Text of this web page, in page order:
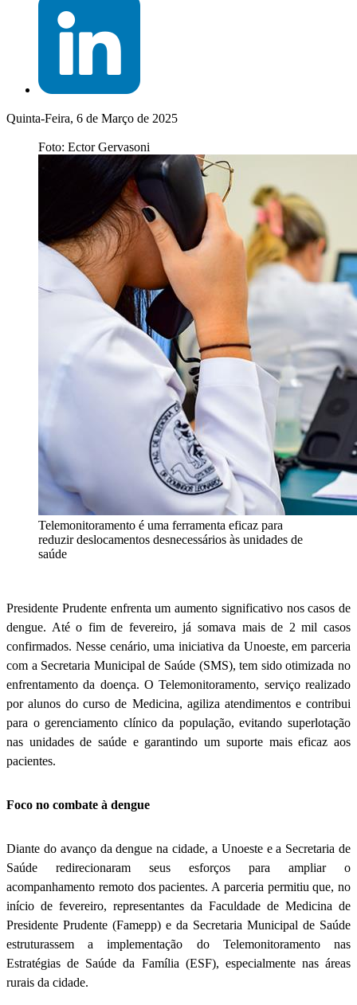
Quinta-Feira, 6 de Março de 2025
Foto: Ector Gervasoni
Telemonitoramento é uma ferramenta eficaz para
reduzir deslocamentos desnecessários às unidades de
saúde
Presidente Prudente enfrenta um aumento significativo nos casos de
dengue. Até o fim de fevereiro, já somava mais de 2 mil casos
confirmados. Nesse cenário, uma iniciativa da Unoeste, em parceria
com a Secretaria Municipal de Saúde (SMS), tem sido otimizada no
enfrentamento da doença. O Telemonitoramento, serviço realizado
por alunos do curso de Medicina, agiliza atendimentos e contribui
para o gerenciamento clínico da população, evitando superlotação
nas unidades de saúde e garantindo um suporte mais eficaz aos
pacientes.
Foco no combate à dengue
Diante do avanço da dengue na cidade, a Unoeste e a Secretaria de
Saúde redirecionaram seus esforços para ampliar o
acompanhamento remoto dos pacientes. A parceria permitiu que, no
início de fevereiro, representantes da Faculdade de Medicina de
Presidente Prudente (Famepp) e da Secretaria Municipal de Saúde
estruturassem a implementação do Telemonitoramento nas
Estratégias de Saúde da Família (ESF), especialmente nas áreas
rurais da cidade.